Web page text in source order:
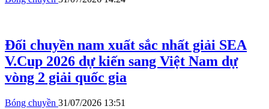
Đối chuyền nam xuất sắc nhất giải SEA
V.Cup 2026 dự kiến sang Việt Nam dự
vòng 2 giải quốc gia
Bóng chuyền 31/07/2026 13:51